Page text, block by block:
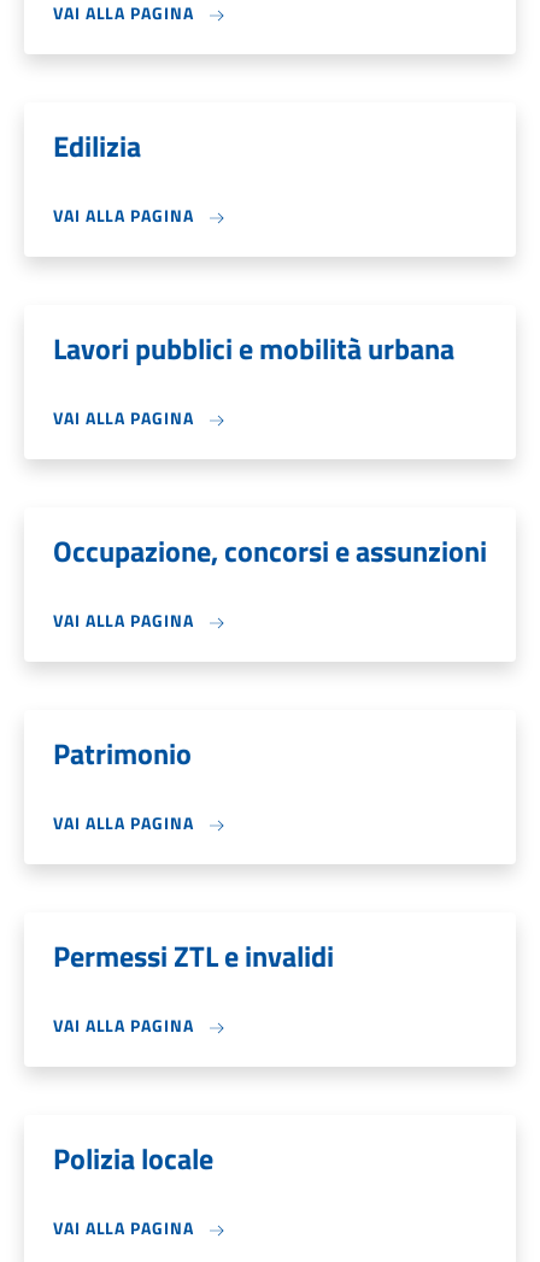
VAI ALLA PAGINA
Edilizia
VAI ALLA PAGINA
Lavori pubblici e mobilità urbana
VAI ALLA PAGINA
Occupazione, concorsi e assunzioni
VAI ALLA PAGINA
Patrimonio
VAI ALLA PAGINA
Permessi ZTL e invalidi
VAI ALLA PAGINA
Polizia locale
VAI ALLA PAGINA